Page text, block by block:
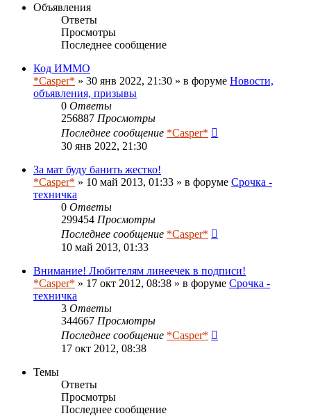
Объявления
Ответы
Просмотры
Последнее сообщение
Код ИММО
*Casper* » 30 янв 2022, 21:30 » в форуме Новости,
объявления, призывы
0 Ответы
256887 Просмотры
Последнее сообщение *Casper*
30 янв 2022, 21:30
За мат буду банить жестко!
*Casper* » 10 май 2013, 01:33 » в форуме Срочка -
техничка
0 Ответы
299454 Просмотры
Последнее сообщение *Casper*
10 май 2013, 01:33
Внимание! Любителям линеечек в подписи!
*Casper* » 17 окт 2012, 08:38 » в форуме Срочка -
техничка
3 Ответы
344667 Просмотры
Последнее сообщение *Casper*
17 окт 2012, 08:38
Темы
Ответы
Просмотры
Последнее сообщение